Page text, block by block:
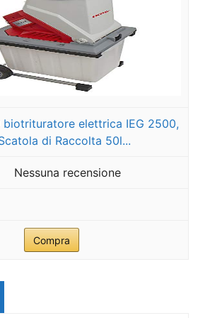
biotrituratore elettrica IEG 2500,
di Raccolta 50l...
Nessuna recensione
Compra